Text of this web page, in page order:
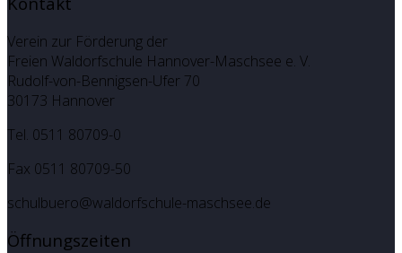
Verein zur Förderung der
Freien Waldorfschule Hannover-Maschsee e. V.
Rudolf-von-Bennigsen-Ufer 70
30173 Hannover
Tel. 0511 80709-0
Fax 0511 80709-50
schulbuero@waldorfschule-maschsee.de
Öffnungszeiten